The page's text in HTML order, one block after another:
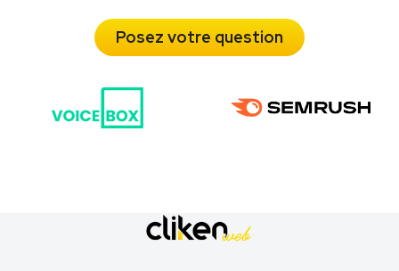
Posez votre question